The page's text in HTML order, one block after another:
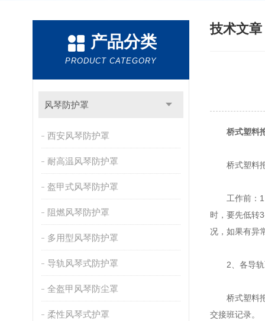
产品分类
PRODUCT CATEGORY
风琴防护罩
西安风琴防护罩
耐高温风琴防护罩
盔甲式风琴防护罩
阻燃风琴防护罩
多用型风琴防护罩
导轨风琴式防护罩
全盔甲风琴防尘罩
柔性风琴式护罩
技术文章
桥式塑料
桥式塑料拖
工作前：1、
时，要先低转
况，如果有异
2、各导轨
桥式塑料拖
交接班记录。